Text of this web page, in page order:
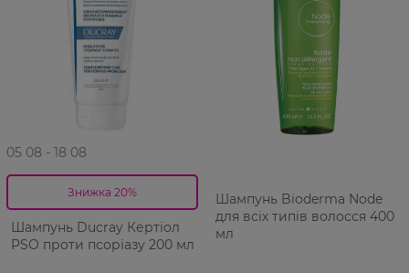
05 08 - 18 08
Знижка 20%
Шампунь Ducray Кертіол
PSO проти псоріазу 200 мл
Шампунь Bioderma Node
для всіх типів волосся 400
мл